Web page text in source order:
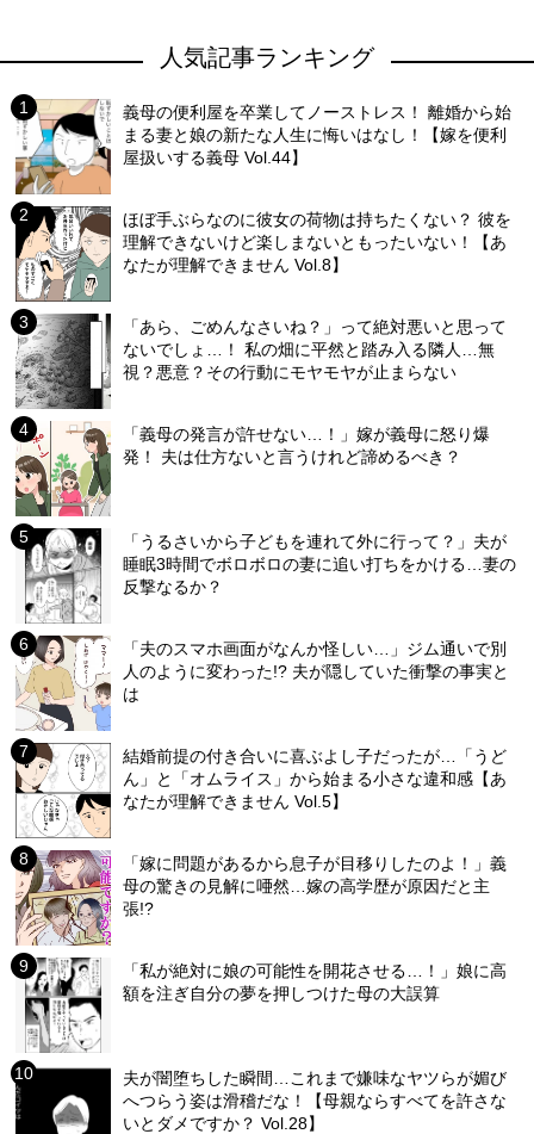
人気記事ランキング
義母の便利屋を卒業してノーストレス！ 離婚から始
まる妻と娘の新たな人生に悔いはなし！【嫁を便利
屋扱いする義母 Vol.44】
ほぼ手ぶらなのに彼女の荷物は持ちたくない？ 彼を
理解できないけど楽しまないともったいない！【あ
なたが理解できません Vol.8】
「あら、ごめんなさいね？」って絶対悪いと思って
ないでしょ…！ 私の畑に平然と踏み入る隣人…無
視？悪意？その行動にモヤモヤが止まらない
「義母の発言が許せない…！」嫁が義母に怒り爆
発！ 夫は仕方ないと言うけれど諦めるべき？
「うるさいから子どもを連れて外に行って？」夫が
睡眠3時間でボロボロの妻に追い打ちをかける…妻の
反撃なるか？
「夫のスマホ画面がなんか怪しい…」ジム通いで別
人のように変わった!? 夫が隠していた衝撃の事実と
は
結婚前提の付き合いに喜ぶよし子だったが…「うど
ん」と「オムライス」から始まる小さな違和感【あ
なたが理解できません Vol.5】
「嫁に問題があるから息子が目移りしたのよ！」義
母の驚きの見解に唖然…嫁の高学歴が原因だと主
張!?
「私が絶対に娘の可能性を開花させる…！」娘に高
額を注ぎ自分の夢を押しつけた母の大誤算
夫が闇堕ちした瞬間…これまで嫌味なヤツらが媚び
へつらう姿は滑稽だな！【母親ならすべてを許さな
いとダメですか？ Vol.28】